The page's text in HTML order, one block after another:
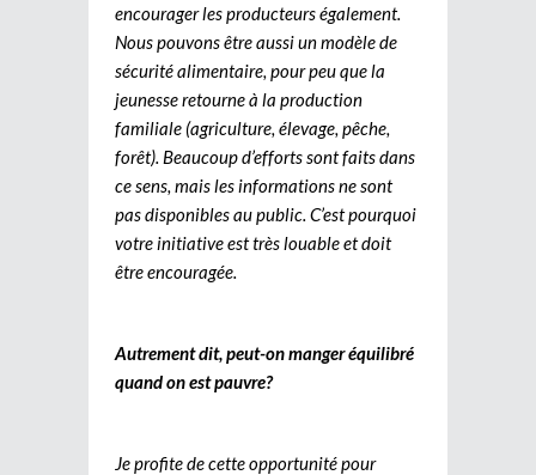
encourager les producteurs également.
Nous pouvons être aussi un modèle de
sécurité alimentaire, pour peu que la
jeunesse retourne à la production
familiale (agriculture, élevage, pêche,
forêt). Beaucoup d’efforts sont faits dans
ce sens, mais les informations ne sont
pas disponibles au public. C’est pourquoi
votre initiative est très louable et doit
être encouragée.
Autrement dit, peut-on manger équilibré
quand on est pauvre?
Je profite de cette opportunité pour